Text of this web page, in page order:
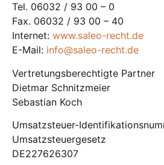
Tel. 06032 / 93 00 – 0
Fax. 06032 / 93 00 – 40
Internet: www.saleo-recht.de
E-Mail: info@saleo-recht.de
Vertretungsberechtigte Partner
Dietmar Schnitzmeier
Sebastian Koch
Umsatzsteuer-
Umsatzsteuergesetz
DE227626307